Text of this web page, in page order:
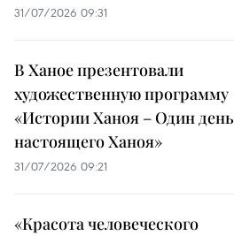
31/07/2026 09:31
В Ханое презентовали
художественную программу
«Истории Ханоя – Один день
настоящего Ханоя»
31/07/2026 09:21
«Красота человеческого